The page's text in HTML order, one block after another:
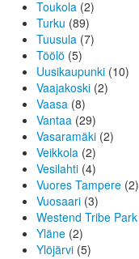
Toukola (2)
Turku (89)
Tuusula (7)
Töölö (5)
Uusikaupunki (10)
Vaajakoski (2)
Vaasa (8)
Vantaa (29)
Vasaramäki (2)
Veikkola (2)
Vesilahti (4)
Vuores Tampere (2)
Vuosaari (3)
Westend Tribe Park
Yläne (2)
Ylöjärvi (5)